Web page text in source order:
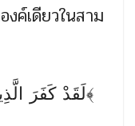
งค์เดียวในสาม
﴿لَقَدْ كَفَرَ الَّذِينَ قَالُوا إِنَّ اللَّهَ ثَالِثُ ثَلَاثَةٍ﴾